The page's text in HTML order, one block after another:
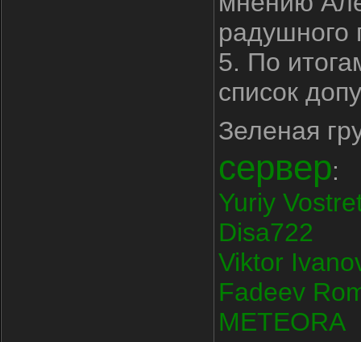
радушного
5. По
список
Зеленая
сервер:
Yuriy
Disa722
Viktor
Fadeev
METEORA